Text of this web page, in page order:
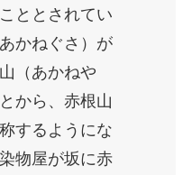
ととされてい
かねぐさ）が
（あかねや
から、赤根山
するようにな
物屋が坂に赤